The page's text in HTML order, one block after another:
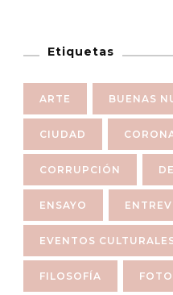
Etiquetas
ARTE BUENAS
CIUDAD
CORRUPCIÓN
ENSAYO
EVENTOS
FILOSOFÍA